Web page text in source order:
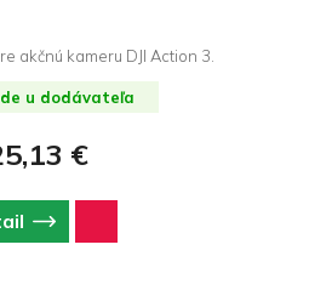
akčnú kameru DJI Action 3.
u dodávateľa
€